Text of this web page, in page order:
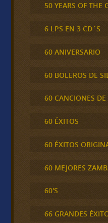
50 YEARS OF THE
6 LPS EN 3 CD´S
60 ANIVERSARIO
60 BOLEROS DE
60 CANCIONES
60 ÉXITOS
60 ÉXITOS
60 MEJORES
60'S
66 GRANDES